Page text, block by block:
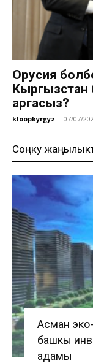
Орусия
Кыргызстан
аргасыз?
kloopkyrgyz - 07/07/
Соңку
Асман
башкы
адамы